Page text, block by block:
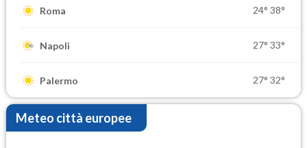
Roma 24° 38°
Napoli 27° 33°
Palermo 27° 32°
Meteo città europee